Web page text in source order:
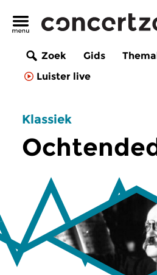
Zoek Gids
Luister live
Klassiek